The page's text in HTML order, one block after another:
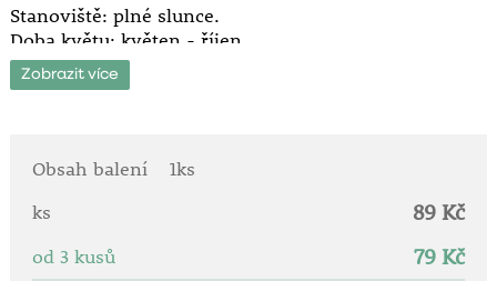
Stanoviště: plné slunce.
Doba květu: květen - říjen.
Vzpřímené.
Zobrazit více
Obsah balení
1ks
ks
89 Kč
od 3 kusů 79 Kč